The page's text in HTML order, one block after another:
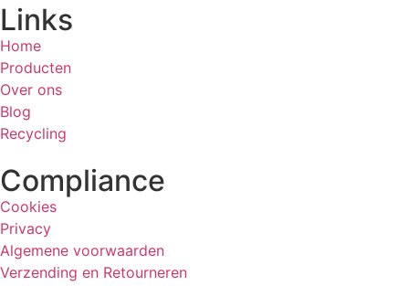
Links
Home
Producten
Over ons
Blog
Recycling
Compliance
Cookies
Privacy
Algemene voorwaarden
Verzending en Retourneren